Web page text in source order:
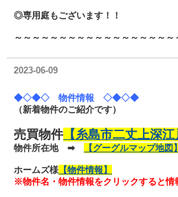
◎専用庭もございます！！
～～～～～～～～～～～～～～～～～～
2023-06-09
◆◇◆◇ 物件情報 ◇◆◇◆
（新着物件のご紹介です）
売買物件 【糸島市二丈上深江
物件所在地 ➡ 【グーグルマップ地図】
ホームズ様 【物件情報】
※物件名・物件情報をクリックすると情